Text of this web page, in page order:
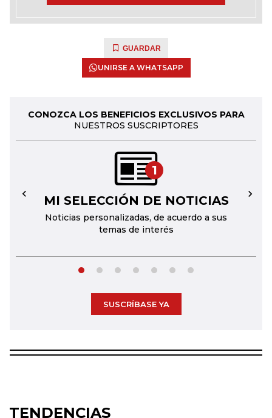
GUARDAR
UNIRSE A WHATSAPP
CONOZCA LOS BENEFICIOS EXCLUSIVOS PARA
NUESTROS SUSCRIPTORES
1
MI SELECCIÓN DE NOTICIAS
Noticias personalizadas, de acuerdo a sus
temas de interés
← →
SUSCRÍBASE YA
TENDENCIAS